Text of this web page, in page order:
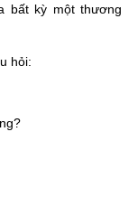
bất kỳ một thương
hỏi: